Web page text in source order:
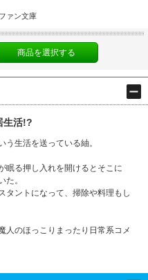
ァン文庫
商品を選択する
生活!?
生活を送っている紬。
眠る押し入れを開けるとそこに
た。
タントになって、掃除や料理もし
人のほっこりまったり日常系コメ